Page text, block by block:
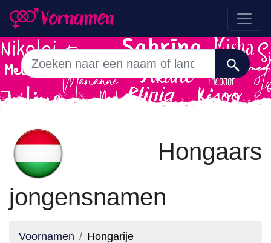
Hongaars
jongensnamen
Voornamen Hongarije